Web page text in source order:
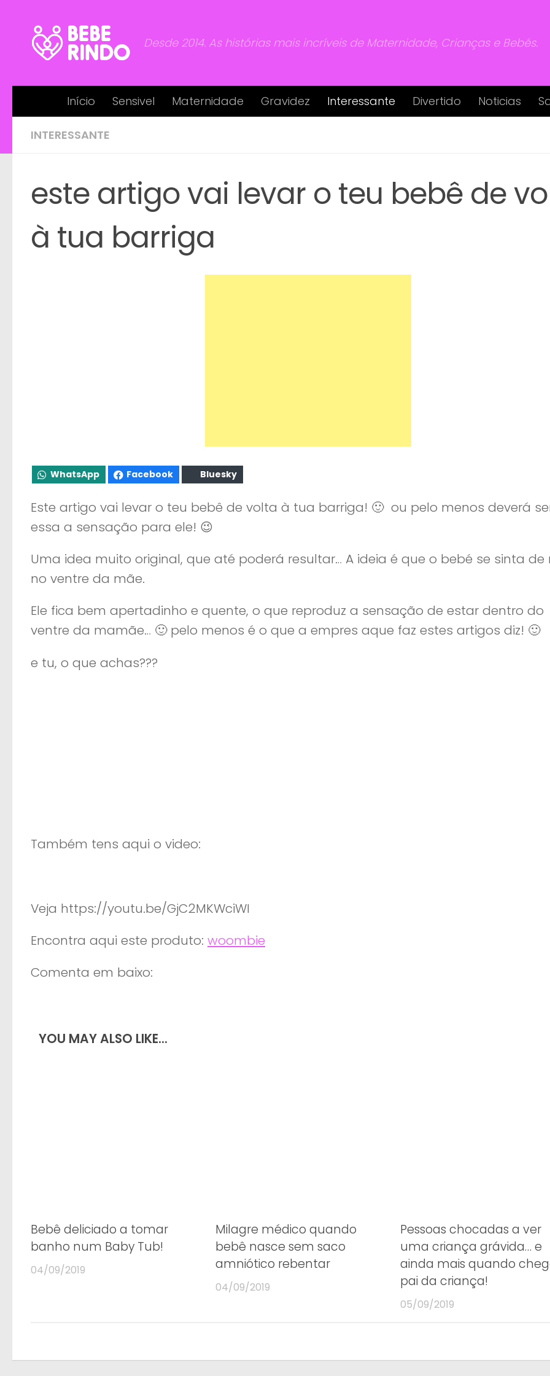
Desde 2014. As histórias mais incríveis de Maternidade, Crianças e Bebés.
Início Sensivel Maternidade Gravidez Interessante Divertido Noticias
INTERESSANTE
este artigo vai levar o teu bebê de
à tua barriga
WhatsApp Facebook Bluesky
Este artigo vai levar o teu bebê de volta à tua barriga! 🙂 ou pelo menos deverá
essa a sensação para ele! 😉
Uma idea muito original, que até poderá resultar… A ideia é que o bebé se sinta de
no ventre da mãe.
Ele fica bem apertadinho e quente, o que reproduz a sensação de estar dentro do
ventre da mamãe… 🙂 pelo menos é o que a empres aque faz estes artigos diz! 🙂
e tu, o que achas???
Também tens aqui o video:
Veja https://youtu.be/GjC2MKWciWI
Encontra aqui este produto: woombie
Comenta em baixo:
YOU MAY ALSO LIKE...
Bebê deliciado a tomar
banho num Baby Tub!
04/09/2019
Milagre médico quando
bebê nasce sem saco
amniótico rebentar
04/09/2019
Pessoas chocadas a ver
uma criança grávida… e
ainda mais quando
pai da criança!
05/09/2019